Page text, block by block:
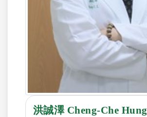
洪誠澤 Cheng-Che Hung